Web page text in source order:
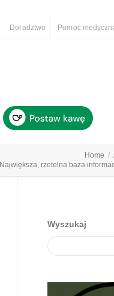
Doradztwo Pomoc
Home
Największa, rzetelna baza
Wyszukaj